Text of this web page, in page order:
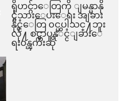
ရိုဟင္ဂ်ာေတြကို ျမန္မာနို
င္ငံသားေပးေရး အျခား
နိုင္ငံေတြ ၀င္မပါသင္႔ဘူး
လို႔ စင္ကာပူနုိင္ငံျခားေ
ရး၀န္ၾကီးဆို